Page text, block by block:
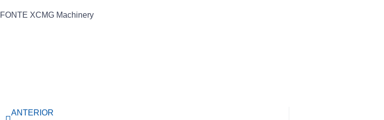
FONTE XCMG Machinery
ANTERIOR